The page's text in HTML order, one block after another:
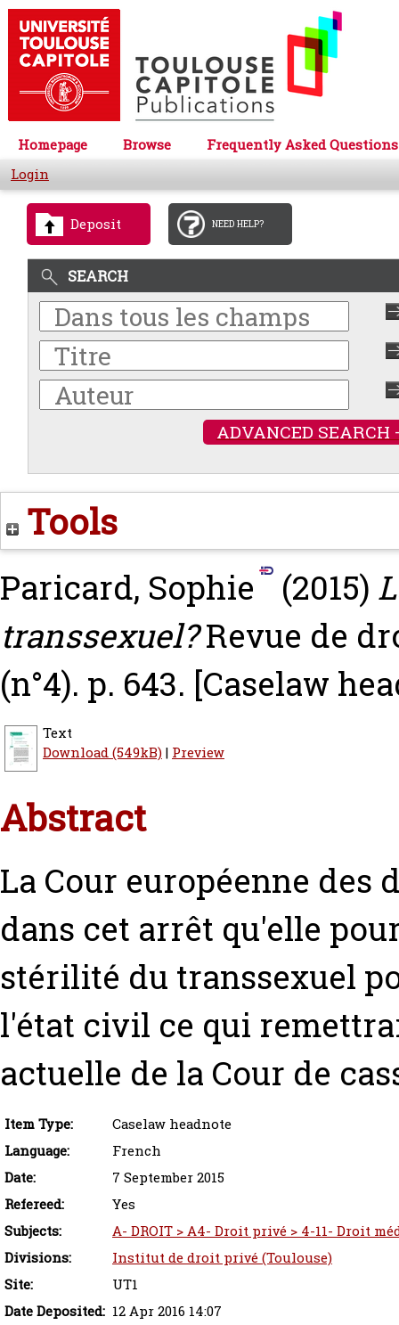
Homepage Browse
Frequently Asked Questions
Login
Deposit NEED HELP?
SEARCH
ADVANCED SEARCH
Tools
Paricard, Sophie (2015)
transsexuel? Revue de
(n°4). p. 643. [Caselaw
Text
Download (549kB)| Preview
Abstract
La Cour européenne des
dans cet arrêt qu'elle
stérilité du transsexuel
l'état civil ce qui
actuelle de la Cour de
Item Type:
Caselaw headnote
Language:
French
Date:
7 September 2015
Refereed:
Yes
Subjects:
A- DROIT > A4- Droit privé > 4-11- Droit
Divisions:
Institut de droit privé (Toulouse)
Site:
UT1
Date Deposited: 12 Apr 2016 14:07